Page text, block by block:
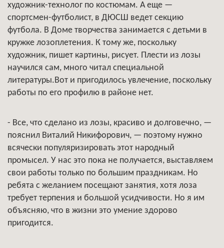
художник-технолог по костюмам. А еще —
спортсмен-футболист, в ДЮСШ ведет секцию
футбола. В Доме творчества занимается с детьми в
кружке лозоплетения. К тому же, поскольку
художник, пишет картины, рисует. Плести из лозы
научился сам, много читал специальной
литературы.Вот и пригодилось увлечение, поскольку
работы по его профилю в районе нет.
- Все, что сделано из лозы, красиво и долговечно, —
пояснил Виталий Никифорович, — поэтому нужно
всячески популяризировать этот народный
промысел. У нас это пока не получается, выставляем
свои работы только по большим праздникам. Но
ребята с желанием посещают занятия, хотя лоза
требует терпения и большой усидчивости. Но я им
объясняю, что в жизни это умение здорово
пригодится.